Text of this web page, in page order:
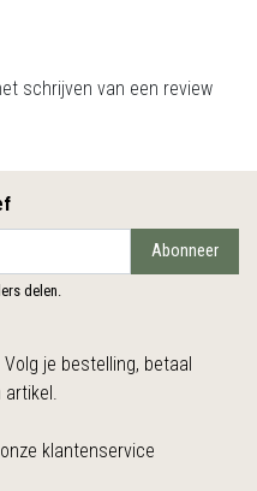
schrijven van een review
Abonneer
delen.
je bestelling, betaal
klantenservice